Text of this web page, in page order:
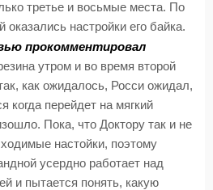
третье и восьмые места. По
настройки его байка.
прокомментировал
утром и во время второй
как ожидалось, Росси ожидал,
когда перейдет на мягкий
Пока, что Доктору так и не
настойки, поэтому
усердно работает над
и пытается понять, какую